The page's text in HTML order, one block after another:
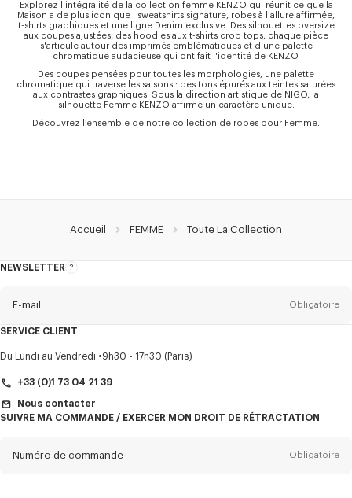
Explorez l'intégralité de la collection femme KENZO qui réunit ce que la
Maison a de plus iconique : sweatshirts signature, robes à l'allure affirmée,
t-shirts graphiques et une ligne Denim exclusive. Des silhouettes oversize
aux coupes ajustées, des hoodies aux t-shirts crop tops, chaque pièce
s'articule autour des imprimés emblématiques et d'une palette
chromatique audacieuse qui ont fait l'identité de KENZO.
Des coupes pensées pour toutes les morphologies, une palette
chromatique qui traverse les saisons : des tons épurés aux teintes saturées
aux contrastes graphiques. Sous la direction artistique de NIGO, la
silhouette Femme KENZO affirme un caractère unique.
Découvrez l’ensemble de notre collection de robes pour Femme
Accueil FEMME Toute La Collection
NEWSLETTER
A
E-mail Obligatoire
Titre Obligatoire
SERVICE CLIENT
Du Lundi au Vendredi 9h30 - 17h30 (Paris)
+33 (0)1 73 04 21 39
Nous contacter
SUIVRE MA COMMANDE / EXERCER MON DROIT DE RÉTRACTATION
Numéro de commande Obligatoire